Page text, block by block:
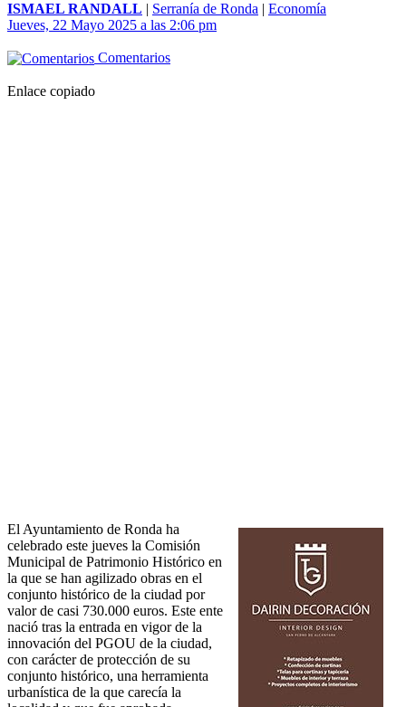
ISMAEL RANDALL | Serranía de Ronda | Economía
Jueves, 22 Mayo 2025 a las 2:06 pm
Comentarios
Enlace copiado
El Ayuntamiento de Ronda ha
celebrado este jueves la Comisión
Municipal de Patrimonio Histórico en
la que se han agilizado obras en el
conjunto histórico de la ciudad por
valor de casi 730.000 euros. Este ente
nació tras la entrada en vigor de la
innovación del PGOU de la ciudad,
con carácter de protección de su
conjunto histórico, una herramienta
urbanística de la que carecía la